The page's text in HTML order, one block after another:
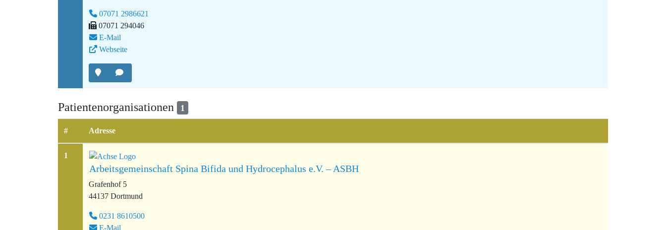
07071 2986621
07071 294046
E-Mail
Webseite
Patientenorganisationen 1
# Adresse
1
Arbeitsgemeinschaft Spina Bifida und Hydrocephalus e.V. – ASBH
Grafenhof 5
44137 Dortmund
0231 8610500
E-Mail